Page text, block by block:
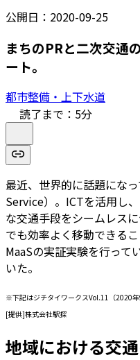
公開日： 2020-09-25
まちのPRと二次交通
ート。
都市整備・上下水道
読了まで： 5分
最近、世界的に話題にな
Service）。ICTを活用し
な交通手段をシームレス
でも効率よく移動できる
MaaSの実証実験を行って
いた。
※下記はジチタイワークスVol.11（2020年
[提供]株式会社駅探
地域における交